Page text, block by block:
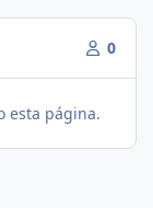
0
esta página.